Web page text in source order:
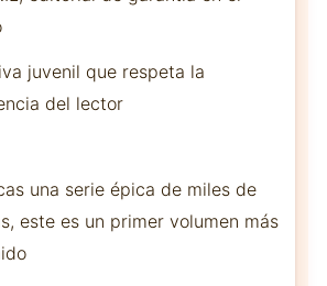
juvenil que respeta la
del lector
una serie épica de miles de
este es un primer volumen más